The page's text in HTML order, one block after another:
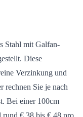
Stahl mit Galfan-
Diese
Verzinkung und
rechnen Sie je nach
Bei einer 100cm
rund € 38 bis € 48 pro